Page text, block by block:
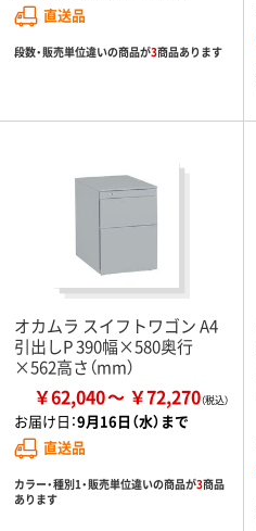
直送品
段数・販売単位違いの商品が3商品あります
オカムラ スイフトワゴン A4
引出しP 390幅×580奥行
×562高さ（mm）
￥62,040 ￥72,270
お届け日：9月16日（水）まで
直送品
カラー・種別1・販売単位違いの商品が3商品
あります